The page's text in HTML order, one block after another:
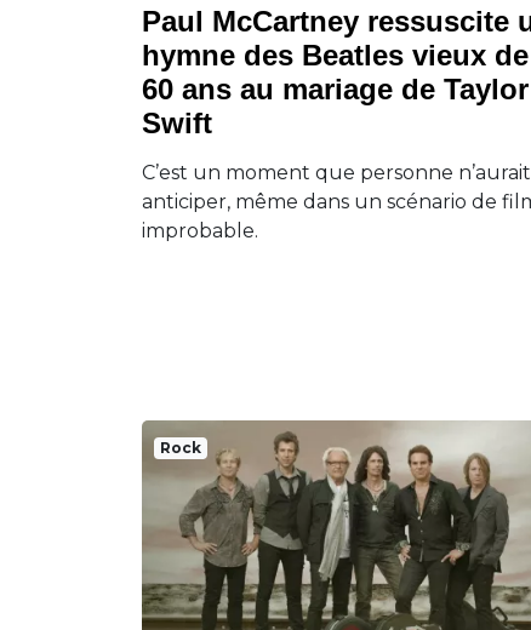
Paul McCartney ressuscite
hymne des Beatles vieux de
60 ans au mariage de Taylor
Swift
C’est un moment que personne
anticiper, même dans un scénario de
improbable.
Rock